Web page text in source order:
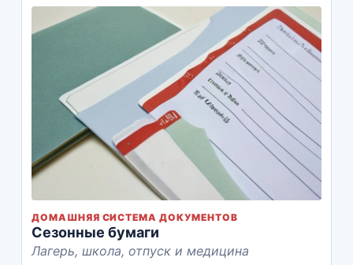
ДОМАШНЯЯ СИСТЕМА ДОКУМЕНТОВ
Сезонные бумаги
Лагерь, школа, отпуск и медицина